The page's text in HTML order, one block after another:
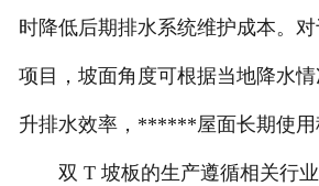
时降低后期排水系统维护成本。
项目，坡面角度可根据当地降水
升排水效率，******屋面长期使用
双 T 坡板的生产遵循相关行业